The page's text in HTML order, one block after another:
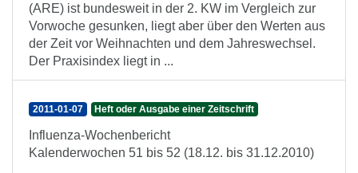
(ARE) ist bundesweit in der 2. KW im Vergleich zur
Vorwoche gesunken, liegt aber über den Werten aus
der Zeit vor Weihnachten und dem Jahreswechsel.
Der Praxisindex liegt in ...
2011-01-07 Heft oder Ausgabe einer Zeitschrift
Influenza-Wochenbericht
Kalenderwochen 51 bis 52 (18.12. bis 31.12.2010)